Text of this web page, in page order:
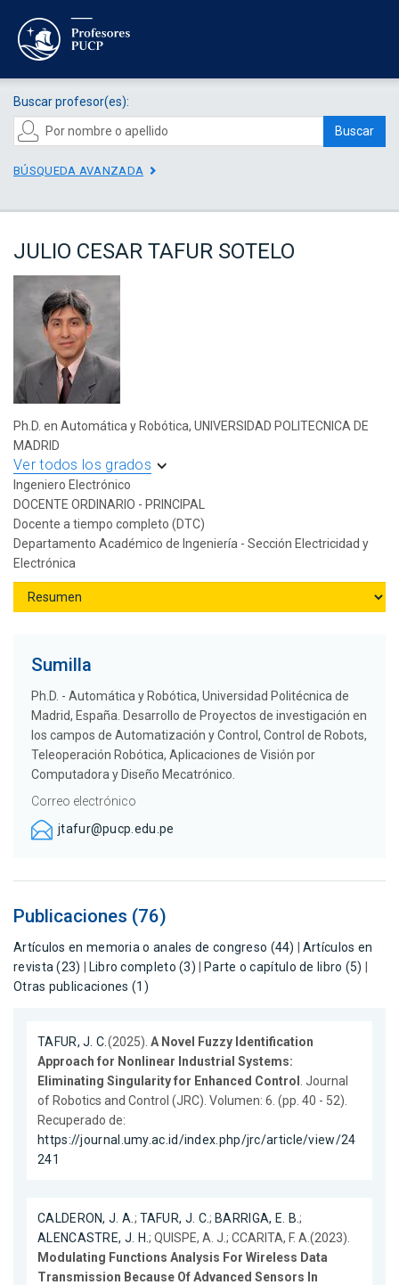
Buscar profesor(es):
Buscar
BÚSQUEDA AVANZADA
JULIO CESAR TAFUR SOTELO
Ph.D. en Automática y Robótica, UNIVERSIDAD POLITECNICA DE
MADRID
Ver todos los grados
Ingeniero Electrónico
DOCENTE ORDINARIO - PRINCIPAL
Docente a tiempo completo (DTC)
Departamento Académico de Ingeniería - Sección Electricidad y
Electrónica
Sumilla
Ph.D. - Automática y Robótica, Universidad Politécnica de
Madrid, España. Desarrollo de Proyectos de investigación en
los campos de Automatización y Control, Control de Robots,
Teleoperación Robótica, Aplicaciones de Visión por
Computadora y Diseño Mecatrónico.
Correo electrónico
jtafur@pucp.edu.pe
Publicaciones (76)
Artículos en memoria o anales de congreso (44)
Artículos en
revista (23)
Libro completo (3) Parte o capítulo de libro (5)
Otras publicaciones (1)
TAFUR, J. C. (2025). A Novel Fuzzy Identification
Approach for Nonlinear Industrial Systems:
Eliminating Singularity for Enhanced Control
. Journal
of Robotics and Control (JRC). Volumen: 6. (pp. 40 - 52).
Recuperado de:
https://journal.umy.ac.id/index.php/jrc/article/view/24
241
CALDERON, J. A. ; TAFUR, J. C.; BARRIGA, E. B.;
ALENCASTRE, J. H.; QUISPE, A. J.; CCARITA, F. A.(2023).
Modulating Functions Analysis For Wireless Data
Transmission Because Of Advanced Sensors In